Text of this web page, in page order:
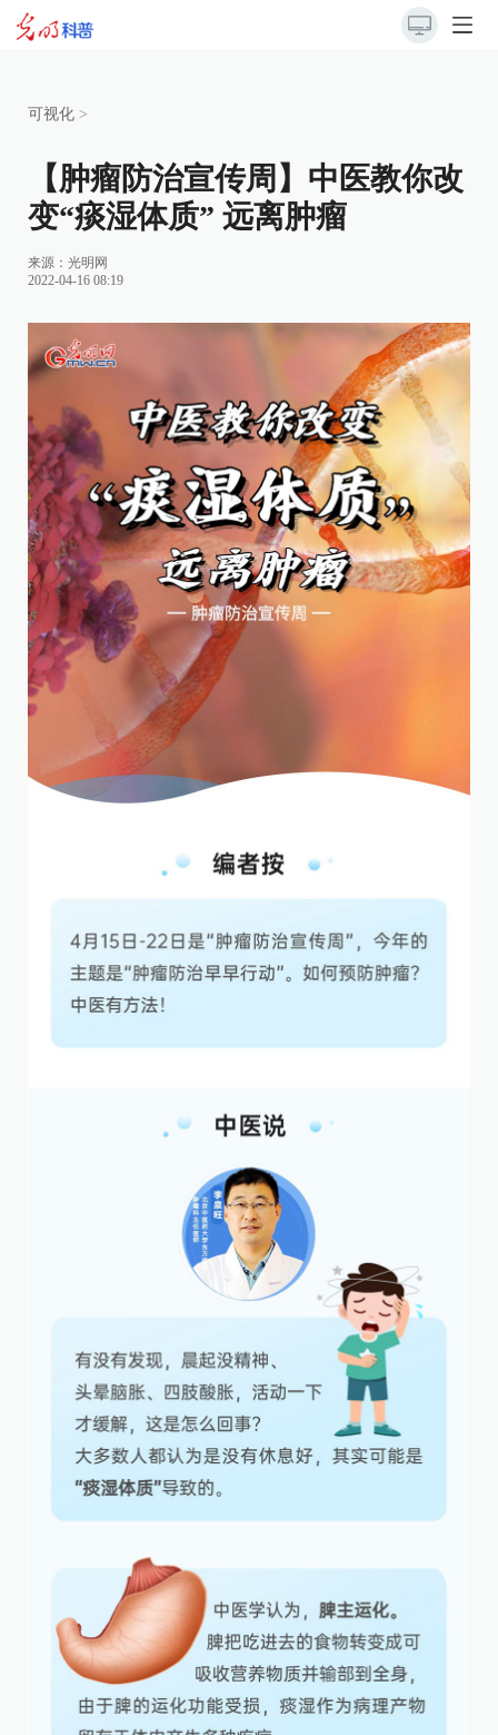
可视化 >
【肿瘤防治宣传周】中医教你改
变“痰湿体质” 远离肿瘤
来源： 光明网
2022-04-16 08:19